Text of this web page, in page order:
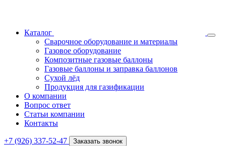
Каталог
Сварочное оборудование и материалы
Газовое оборудование
Композитные газовые баллоны
Газовые баллоны и заправка баллонов
Сухой лёд
Продукция для газификации
О компании
Вопрос ответ
Статьи компании
Контакты
+7 (926) 337-52-47 Заказать звонок